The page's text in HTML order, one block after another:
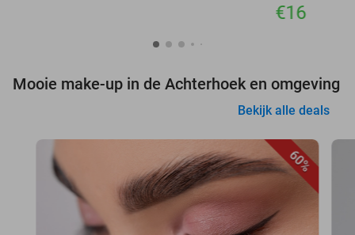
€16
Mooie make-up in de Achterhoek en omgeving
Bekijk alle deals
60%